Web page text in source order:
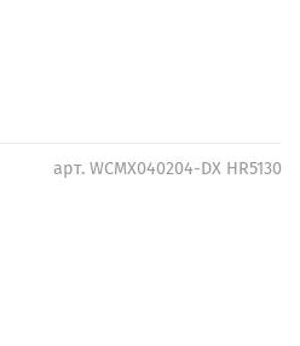
арт. WCMX040204-DX HR5130